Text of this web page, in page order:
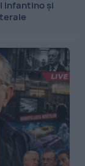
Infantino și